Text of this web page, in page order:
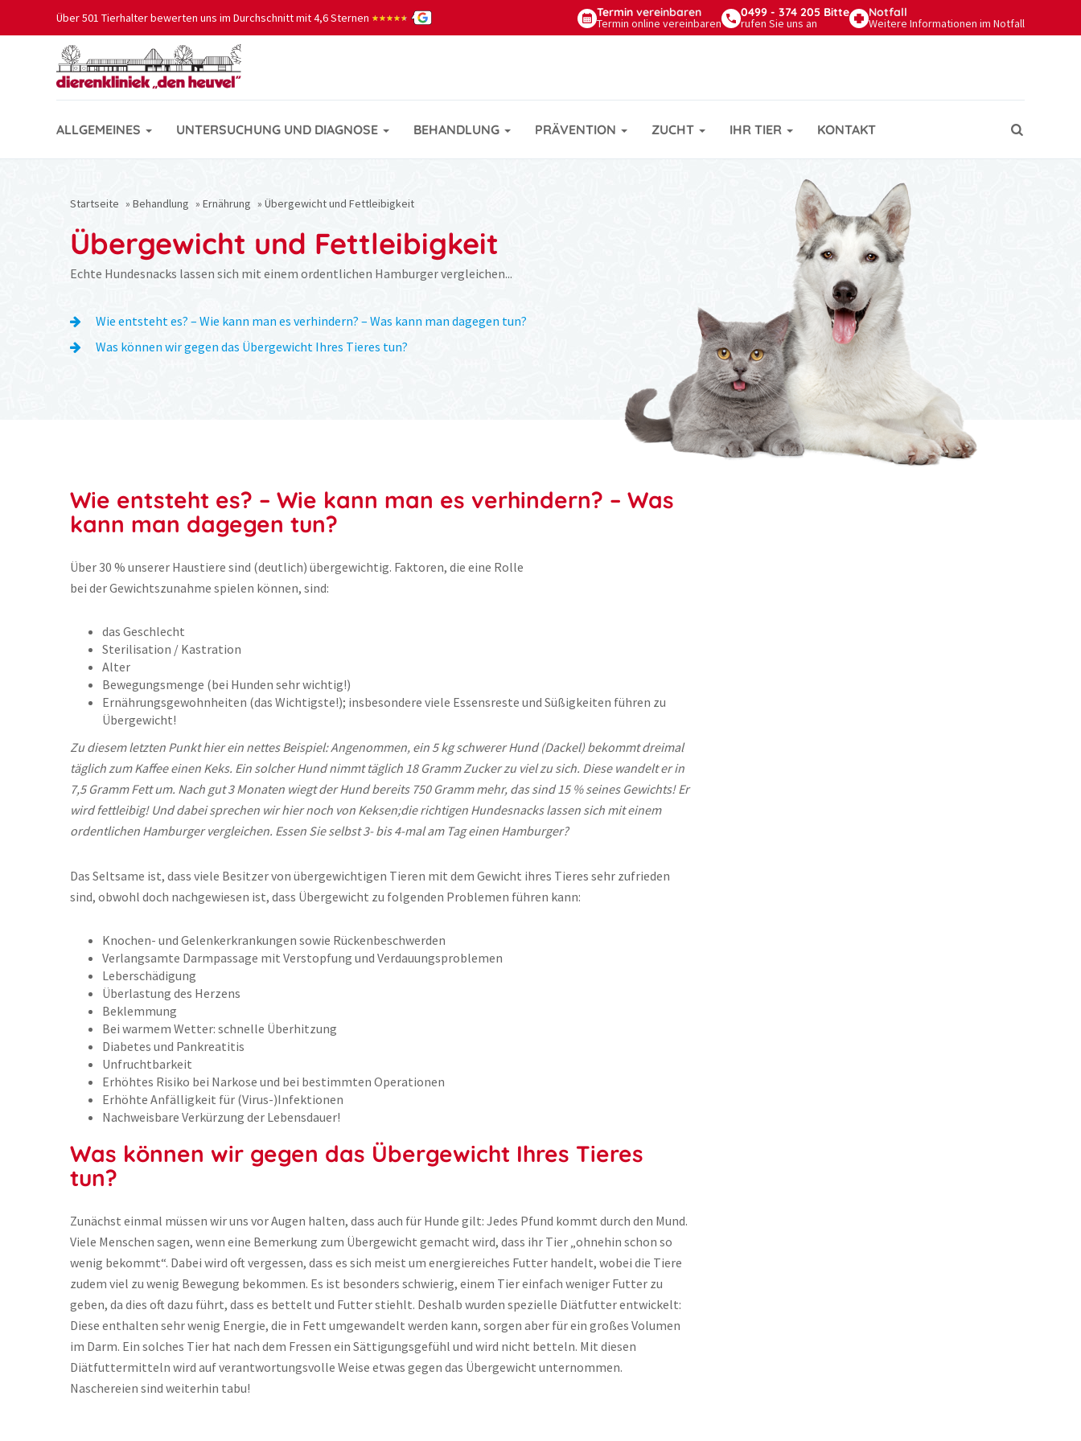
Über 501 Tierhalter bewerten uns im Durchschnitt mit 4,6 Sternen ★★★★★
★★★★★ Termin vereinbaren
Termin online vereinbaren
0499 - 374 205 Bitte
rufen Sie uns an
Notfall
Weitere Informationen im Notfall
ALLGEMEINES UNTERSUCHUNG UND DIAGNOSE BEHANDLUNG PRÄVENTION ZUCHT IHR TIER KONTAKT
Startseite » Behandlung » Ernährung » Übergewicht und Fettleibigkeit
Übergewicht und Fettleibigkeit
Echte Hundesnacks lassen sich mit einem ordentlichen Hamburger vergleichen...
Wie entsteht es? – Wie kann man es verhindern? – Was kann man dagegen tun?
Was können wir gegen das Übergewicht Ihres Tieres tun?
Wie entsteht es? – Wie kann man es verhindern? – Was
kann man dagegen tun?
Über 30 % unserer Haustiere sind (deutlich) übergewichtig. Faktoren, die eine Rolle
bei der Gewichtszunahme spielen können, sind:
das Geschlecht
Sterilisation / Kastration
Alter
Bewegungsmenge (bei Hunden sehr wichtig!)
Ernährungsgewohnheiten (das Wichtigste!); insbesondere viele Essensreste und Süßigkeiten führen zu
Übergewicht!
Zu diesem letzten Punkt hier ein nettes Beispiel: Angenommen, ein 5 kg schwerer Hund (Dackel) bekommt dreimal
täglich zum Kaffee einen Keks. Ein solcher Hund nimmt täglich 18 Gramm Zucker zu viel zu sich. Diese wandelt er in
7,5 Gramm Fett um. Nach gut 3 Monaten wiegt der Hund bereits 750 Gramm mehr, das sind 15 % seines Gewichts! Er
wird fettleibig! Und dabei sprechen wir hier noch von Keksen;die richtigen Hundesnacks lassen sich mit einem
ordentlichen Hamburger vergleichen. Essen Sie selbst 3- bis 4-mal am Tag einen Hamburger?
Das Seltsame ist, dass viele Besitzer von übergewichtigen Tieren mit dem Gewicht ihres Tieres sehr zufrieden
sind, obwohl doch nachgewiesen ist, dass Übergewicht zu folgenden Problemen führen kann:
Knochen- und Gelenkerkrankungen sowie Rückenbeschwerden
Verlangsamte Darmpassage mit Verstopfung und Verdauungsproblemen
Leberschädigung
Überlastung des Herzens
Beklemmung
Bei warmem Wetter: schnelle Überhitzung
Diabetes und Pankreatitis
Unfruchtbarkeit
Erhöhtes Risiko bei Narkose und bei bestimmten Operationen
Erhöhte Anfälligkeit für (Virus-)Infektionen
Nachweisbare Verkürzung der Lebensdauer!
Was können wir gegen das Übergewicht Ihres Tieres
tun?
Zunächst einmal müssen wir uns vor Augen halten, dass auch für Hunde gilt: Jedes Pfund kommt durch den Mund.
Viele Menschen sagen, wenn eine Bemerkung zum Übergewicht gemacht wird, dass ihr Tier „ohnehin schon so
wenig bekommt“. Dabei wird oft vergessen, dass es sich meist um energiereiches Futter handelt, wobei die Tiere
zudem viel zu wenig Bewegung bekommen. Es ist besonders schwierig, einem Tier einfach weniger Futter zu
geben, da dies oft dazu führt, dass es bettelt und Futter stiehlt. Deshalb wurden spezielle Diätfutter entwickelt:
Diese enthalten sehr wenig Energie, die in Fett umgewandelt werden kann, sorgen aber für ein großes Volumen
im Darm. Ein solches Tier hat nach dem Fressen ein Sättigungsgefühl und wird nicht betteln. Mit diesen
Diätfuttermitteln wird auf verantwortungsvolle Weise etwas gegen das Übergewicht unternommen.
Naschereien sind weiterhin tabu!